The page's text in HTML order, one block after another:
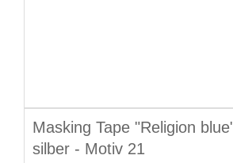
Masking Tape "Religion
silber - Motiv 21